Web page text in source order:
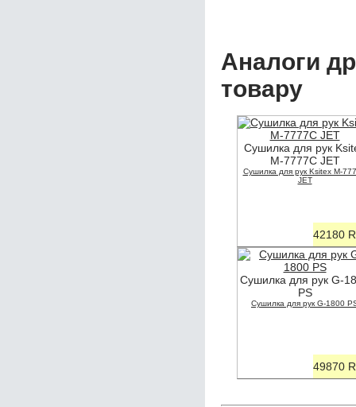
Аналоги
товару
Сушилка для рук
M-7777С JET
Сушилка для рук Ksitex M-
JET
42180
Сушилка для рук G-
PS
Сушилка для рук G-1800
49870